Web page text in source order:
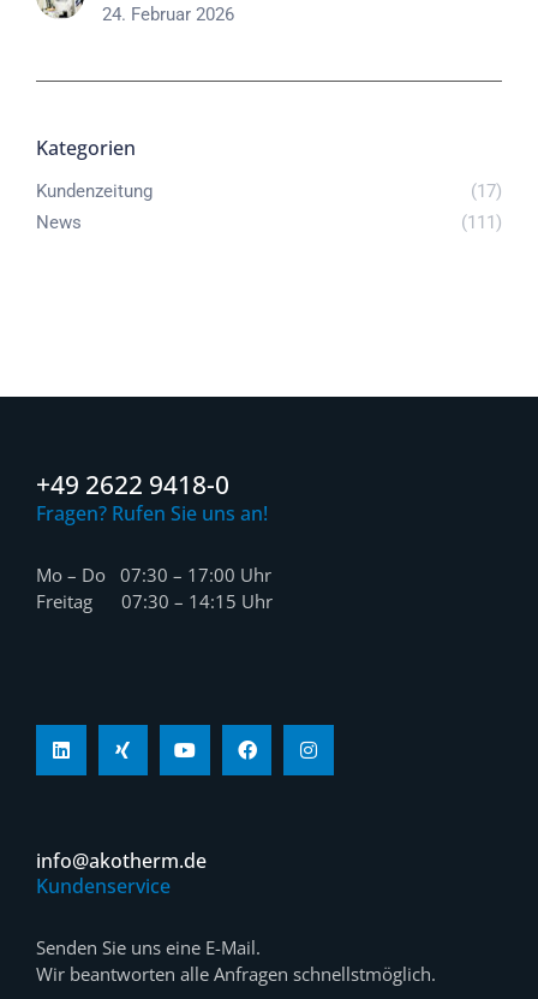
24. Februar 2026
Kategorien
Kundenzeitung
(17)
News
(111)
+49 2622 9418-0
Fragen? Rufen Sie uns an!
Mo – Do 07:30 – 17:00 Uhr
Freitag 07:30 – 14:15 Uhr
info@akotherm.de
Kundenservice
Senden Sie uns eine E-Mail.
Wir beantworten alle Anfragen schnellstmöglich.